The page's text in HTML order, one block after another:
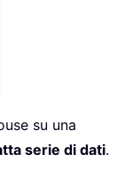
su una
serie di dati.